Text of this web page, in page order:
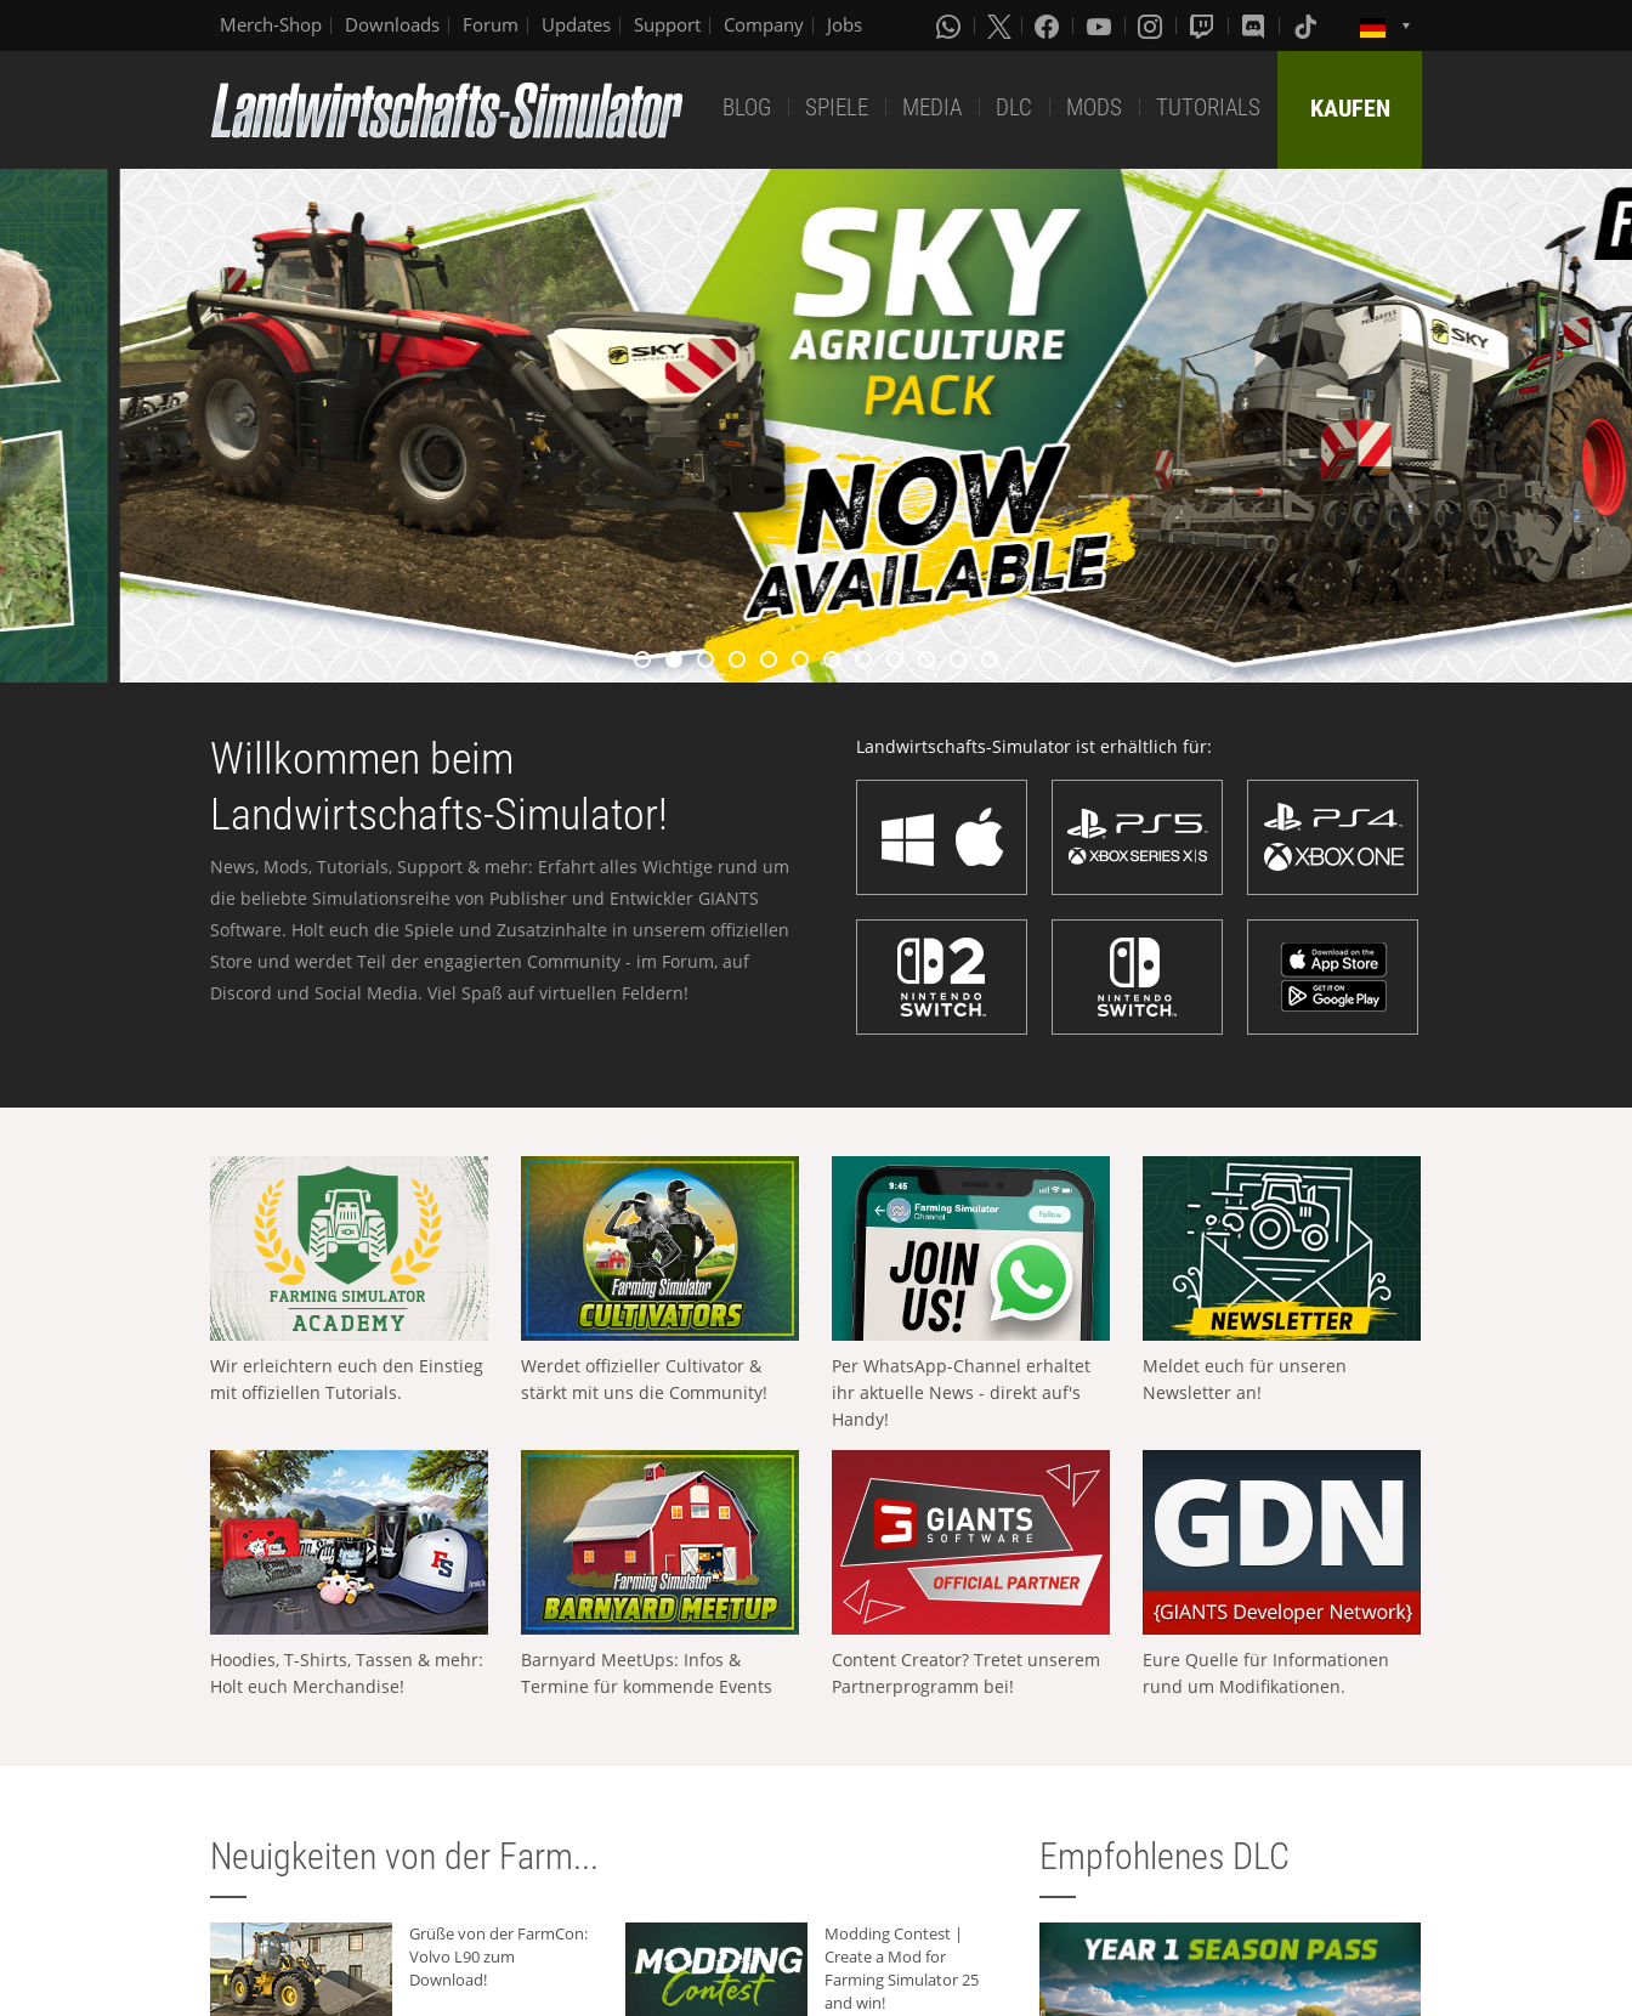
Merch-Shop Downloads Forum Updates Support Company Jobs
BLOG SPIELE MEDIA DLC MODS TUTORIALS KAUFEN
Willkommen beim
Landwirtschafts-Simulator!
News, Mods, Tutorials, Support & mehr: Erfahrt alles Wichtige rund um
die beliebte Simulationsreihe von Publisher und Entwickler GIANTS
Software. Holt euch die Spiele und Zusatzinhalte in unserem offiziellen
Store und werdet Teil der engagierten Community - im Forum, auf
Discord und Social Media. Viel Spaß auf virtuellen Feldern!
Landwirtschafts-Simulator ist erhältlich für:
Wir erleichtern euch den Einstieg
mit offiziellen Tutorials.
Werdet offizieller Cultivator &
stärkt mit uns die Community!
Per WhatsApp-Channel erhaltet
ihr aktuelle News - direkt auf's
Handy!
Meldet euch für unseren
Newsletter an!
Hoodies, T-Shirts, Tassen & mehr:
Holt euch Merchandise!
Barnyard MeetUps: Infos &
Termine für kommende Events
Content Creator? Tretet unserem
Partnerprogramm bei!
Eure Quelle für Informationen
rund um Modifikationen.
Neuigkeiten von der Farm...
Grüße von der FarmCon:
Volvo L90 zum
Download!
Modding Contest |
Create a Mod for
Farming Simulator 25
and win!
Empfohlenes DLC